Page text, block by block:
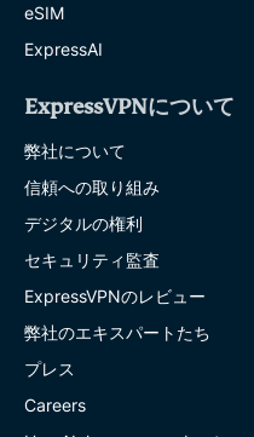
eSIM
ExpressAI
ExpressVPNについて
弊社について
信頼への取り組み
デジタルの権利
セキュリティ監査
ExpressVPNのレビュー
弊社のエキスパートたち
プレス
Careers